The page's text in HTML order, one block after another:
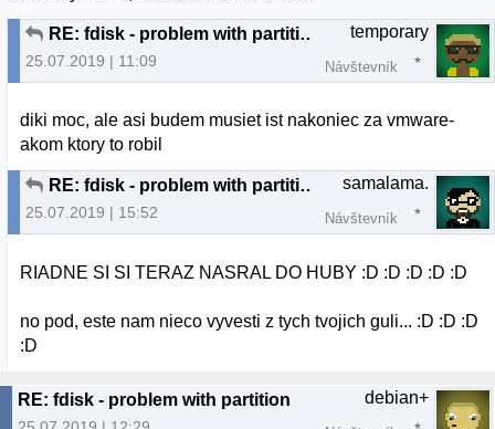
RE: fdisk - problem with partition
25.07.2019 | 11:09
temporary
Návštevník
diki moc, ale asi budem musiet ist nakoniec za vmware-
akom ktory to robil
RE: fdisk - problem with partition
25.07.2019 | 15:52
samalama.
Návštevník
RIADNE SI SI TERAZ NASRAL DO HUBY :D :D :D :D :D
no pod, este nam nieco vyvesti z tych tvojich guli... :D :D :D
:D
RE: fdisk - problem with partition debian+